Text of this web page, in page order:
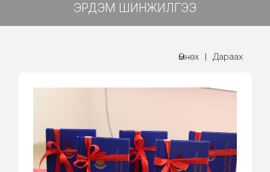
ЭРДЭМ ШИНЖИЛГЭЭ
Өмнөх | Дараах